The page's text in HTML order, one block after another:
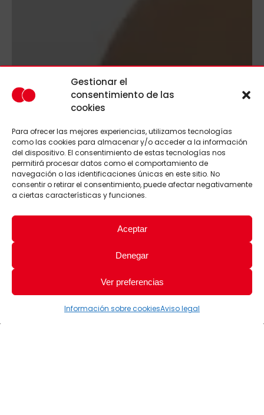
Gestionar el
consentimiento de las
cookies
Para ofrecer las mejores experiencias, utilizamos tecnologías
como las cookies para almacenar y/o acceder a la información
del dispositivo. El consentimiento de estas tecnologías nos
permitirá procesar datos como el comportamiento de
navegación o las identificaciones únicas en este sitio. No
consentir o retirar el consentimiento, puede afectar negativamente
a ciertas características y funciones.
Aceptar
Denegar
Ver preferencias
Información sobre cookiesAviso legal